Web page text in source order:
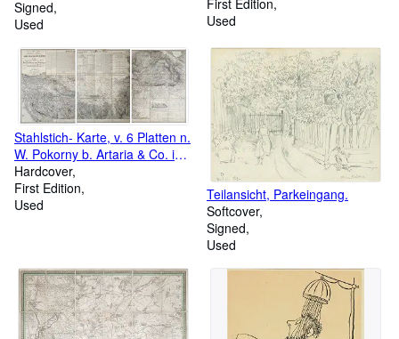
Signed
Used
Used
Stahlstich- Karte, v. 6 Platten n.
W. Pokorny b. Artaria & Co. in
Wien, "Die Kaiserl. Königl.
Militairgrenze gewidmet Seiner
Hochwohlgeborn dem Herrn
wirklichen Staats- und
Konferenzrathe in tiefer
Ehrfurcht".
Hardcover
First Edition
Used
Teilansicht, Parkeingang.
Softcover
Signed
Used